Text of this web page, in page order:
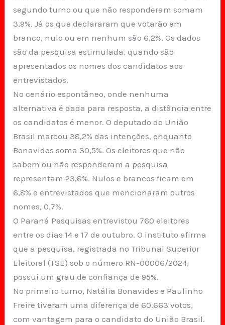
segundo turno ou que não responderam somam
3,9%. Já os que declararam que votarão em
branco, nulo ou em nenhum são 6,2%. Os dados
são da pesquisa estimulada, quando são
apresentados os nomes dos candidatos aos
entrevistados.
No cenário espontâneo, onde nenhuma
alternativa é dada para resposta, a distância entre
os candidatos é menor. O deputado do União
Brasil marcou 38,2% das intenções, enquanto
Bonavides soma 30,5%. Os eleitores que não
sabem ou não responderam a pesquisa
representam 23,8%. Nulos e brancos ficam em
6,8% e entrevistados que mencionaram outros
nomes, 0,7%.
O Paraná Pesquisas entrevistou 760 eleitores
entre os dias 14 e 17 de outubro. O instituto afirma
que a pesquisa, registrada no Tribunal Superior
Eleitoral (TSE) sob o número RN-00006/2024,
possui um grau de confiança de 95%.
No primeiro turno, Natália Bonavides e Paulinho
Freire tiveram uma diferença de 60.663 votos,
com vantagem para o candidato do União Brasil.